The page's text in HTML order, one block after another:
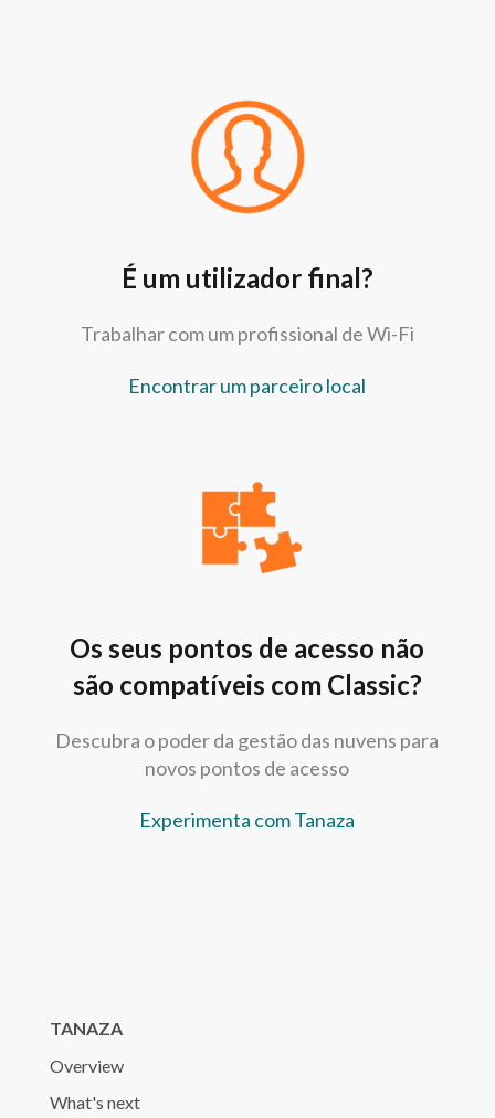
É um utilizador final?
Trabalhar com um profissional de Wi-Fi
Encontrar um parceiro local
Os seus pontos de acesso não
são compatíveis com Classic?
Descubra o poder da gestão das nuvens para
novos pontos de acesso
Experimenta com Tanaza
TANAZA
Overview
What's next